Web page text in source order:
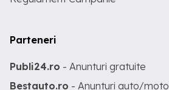
Parteneri
Publi24.ro - Anunturi gratuite
Bestauto.ro - Anunturi auto/moto